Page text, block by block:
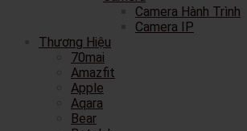
Camera Hành Trình
Camera IP
Thương Hiệu
70mai
Amazfit
Apple
Aqara
Bear